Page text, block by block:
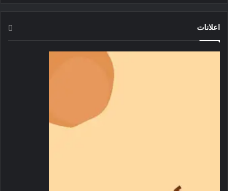
زايد آل نهيان رئيس الدولة “حفظه الله” اليوم وفداً من المشاركين
في كل من الاجتماع الخامس لوزراء الداخلية لدول التحالف الأمني
الدولي، والنسخة السابعة من “الحوار الإستراتيجي” والذي تنظمه
منظمة الشرطة الجنائية الدولية” الإنتربول” واستضافته وزارة
الداخلية وجهاز الشرطة الخليجية. ورحب سموه بضيوف الدولة ـ
خلال اللقاء الذي جرى في قصر الشاطئ بحضور الفريق سمو الشيخ
سيف بن زايد آل نهيان نائب رئيس مجلس الوزراء وزير الداخلية ــ
معرباً عن تمنياته لهم التوفيق في اجتماعاتهم وحواراتهم للخروج
شعوب العالم بالأمن والأمان والاستقرار. وأكد سموه أن استضافة
اعلانات